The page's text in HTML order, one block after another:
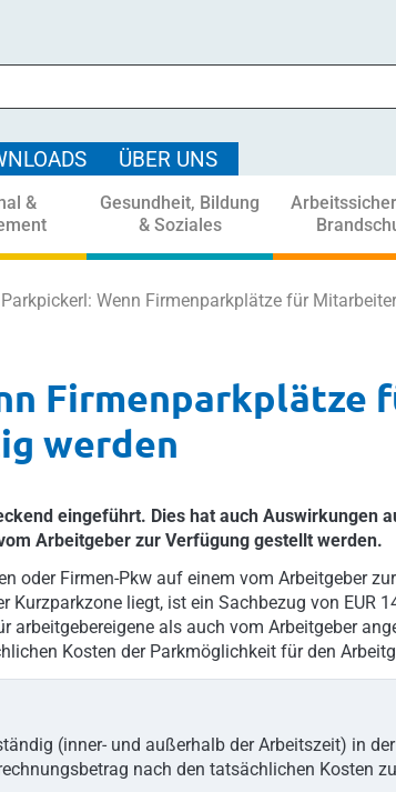
ÜBER UNS
&
Gesundheit, Bildung
& Soziales
Wenn Firmenparkplätze für
Firmenparkplätze
werden
eingeführt. Dies hat auch Auswirkungen
Arbeitgeber zur Verfügung gestellt werden.
oder Firmen-Pkw auf einem vom Arbeitgeber
Kurzparkzone liegt, ist ein Sachbezug von EUR
als auch vom Arbeitgeber
Kosten der Parkmöglichkeit für den
(inner- und außerhalb der Arbeitszeit) in
nach den tatsächlichen Kosten